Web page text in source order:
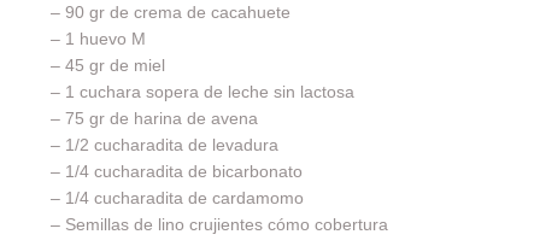
– 90 gr de crema de cacahuete
– 1 huevo M
– 45 gr de miel
– 1 cuchara sopera de leche sin lactosa
– 75 gr de harina de avena
– 1/2 cucharadita de levadura
– 1/4 cucharadita de bicarbonato
– 1/4 cucharadita de cardamomo
– Semillas de lino crujientes cómo cobertura